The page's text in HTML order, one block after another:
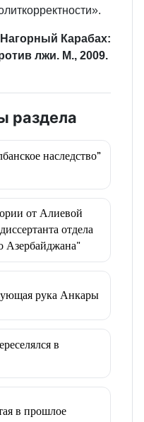
Карабах:
лжи. М., 2009.
раздела
наследство”
от Алиевой
отдела
Азербайджана"
рука Анкары
в
в прошлое